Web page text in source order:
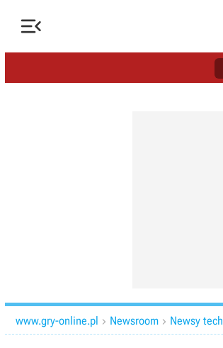

www.gry-online.pl  Newsroom  Newsy tech